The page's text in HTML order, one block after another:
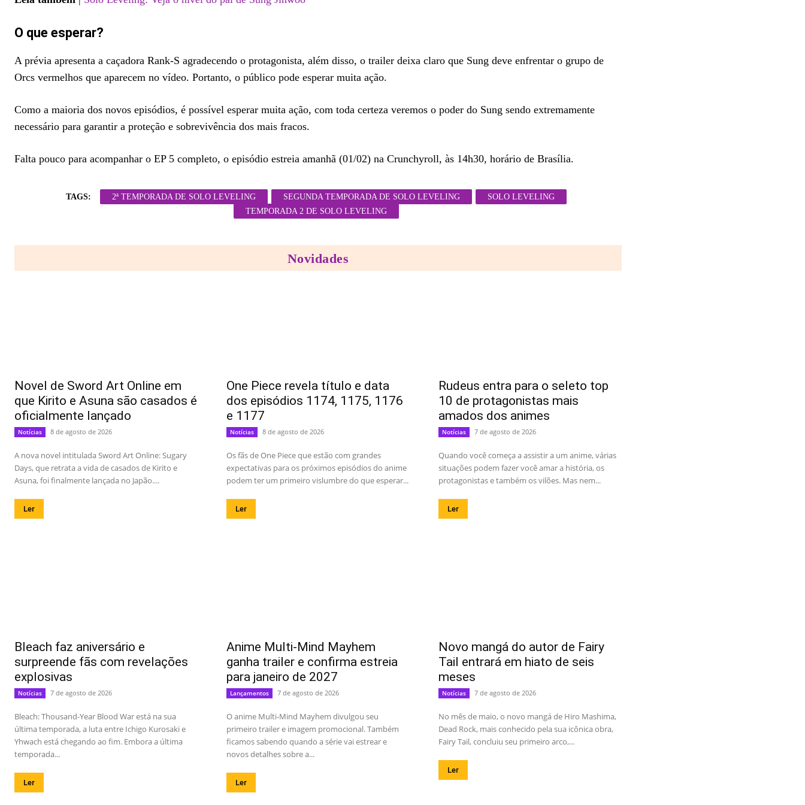
O que esperar?
A prévia apresenta a caçadora Rank-S agradecendo o protagonista, além disso, o trailer deixa claro que Sung deve enfrentar o grupo de
Orcs vermelhos que aparecem no vídeo. Portanto, o público pode esperar muita ação.
Como a maioria dos novos episódios, é possível esperar muita ação, com toda certeza veremos o poder do Sung sendo extremamente
necessário para garantir a proteção e sobrevivência dos mais fracos.
Falta pouco para acompanhar o EP 5 completo, o episódio estreia amanhã (01/02) na Crunchyroll, às 14h30, horário de Brasília.
TAGS: 2ª TEMPORADA DE SOLO LEVELING SEGUNDA TEMPORADA DE SOLO LEVELING
SOLO LEVELING
TEMPORADA 2 DE SOLO LEVELING
Novidades
Novel de Sword Art Online em
que Kirito e Asuna são casados é
oficialmente lançado
Notícias 8 de agosto de 2026
A nova novel intitulada Sword Art Online: Sugary
Days, que retrata a vida de casados de Kirito e
Asuna, foi finalmente lançada no Japão....
Ler
One Piece revela título e data
dos episódios 1174, 1175, 1176
e 1177
Notícias 8 de agosto de 2026
Os fãs de One Piece que estão com grandes
expectativas para os próximos episódios do anime
podem ter um primeiro vislumbre do que esperar...
Ler
Rudeus entra para o seleto top
10 de protagonistas mais
amados dos animes
Notícias 7 de agosto de 2026
Quando você começa a assistir a um anime, várias
situações podem fazer você amar a história, os
protagonistas e também os vilões. Mas nem...
Ler
Bleach faz aniversário e
surpreende fãs com revelações
explosivas
Notícias 7 de agosto de 2026
Bleach: Thousand-Year Blood War está na sua
última temporada, a luta entre Ichigo Kurosaki e
Yhwach está chegando ao fim. Embora a última
temporada...
Ler
Anime Multi-Mind Mayhem
ganha trailer e confirma estreia
para janeiro de 2027
Lançamentos 7 de agosto de 2026
O anime Multi-Mind Mayhem divulgou seu
primeiro trailer e imagem promocional. Também
ficamos sabendo quando a série vai estrear e
novos detalhes sobre a...
Ler
Novo mangá do autor de Fairy
Tail entrará em hiato de seis
meses
Notícias 7 de agosto de 2026
No mês de maio, o novo mangá de Hiro Mashima,
Dead Rock, mais conhecido pela sua icônica obra,
Fairy Tail, concluiu seu primeiro arco,...
Ler